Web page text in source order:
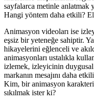
sayfalarca metinle anlatmak
Hangi yöntem daha etkili?
Animasyon videoları ise
eşsiz bir yeteneğe sahiptir.
hikayelerini eğlenceli ve
animasyonları ustalıkla
izlemek, izleyicinin duygusal
markanın mesajını daha
Kim, bir animasyon
sıkılmak ister ki?